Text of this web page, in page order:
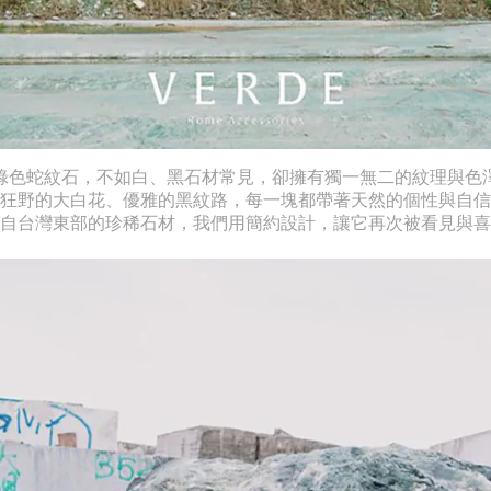
色蛇紋石，不如白、黑石材常見，卻擁有獨一無二的紋理與色
狂野的大白花、優雅的黑紋路，每一塊都帶著天然的個性與自信
台灣東部的珍稀石材，我們用簡約設計，讓它再次被看見與